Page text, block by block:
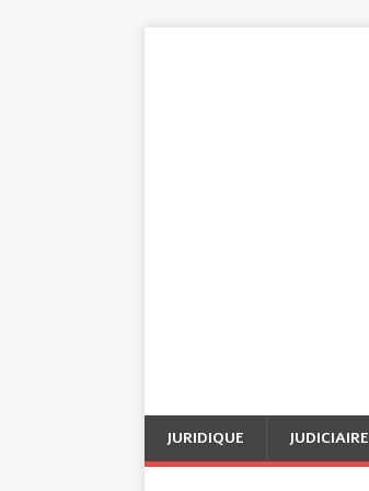
JURIDIQUE JUDICIAIRE